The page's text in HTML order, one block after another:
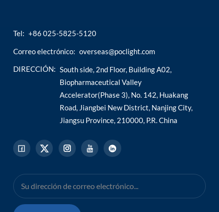
Tel: +86 025-5825-5120
Correo electrónico: overseas@poclight.com
DIRECCIÓN: South side, 2nd Floor, Building A02,
Biopharmaceutical Valley
Accelerator(Phase 3), No. 142, Huakang
Road, Jiangbei New District, Nanjing City,
Jiangsu Province, 210000, P.R. China